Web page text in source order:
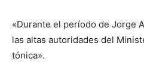
«Durante el período de Jorge
las altas autoridades del
tónica».